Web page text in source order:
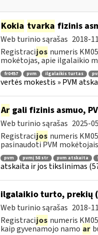
Kokia tvarka fizinis
Web turinio sąrašas 2018-
Registracijos numeris
mokėtojas, apie ilgalaikio
fr0457 pvm ilgalaikis turtas
vertės mokestis » PVM
Argali fizinis asmuo,
Web turinio sąrašas 2025-
Registracijos numeris
pasinaudoti PVM
pvm pvmį 58 str pvm atskaita
atskaita ir jos tikslinimas
ilgalaikio turto, prekių
Web turinio sąrašas 2018-
Registracijos numeris
kaip gyvenamojo namo ar